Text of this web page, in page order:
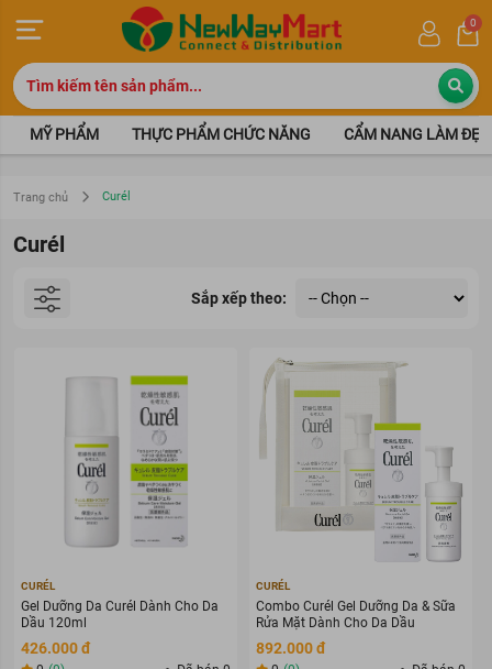
0
MỸ PHẨM THỰC PHẨM CHỨC NĂNG CẨM NANG LÀM ĐẸP
Trang chủ Curél
Curél
Sắp xếp theo:
CURÉL
Gel Dưỡng Da Curél Dành Cho Da
Dầu 120ml
426.000 đ
CURÉL
Combo Curél Gel Dưỡng Da & Sữa
Rửa Mặt Dành Cho Da Dầu
892.000 đ